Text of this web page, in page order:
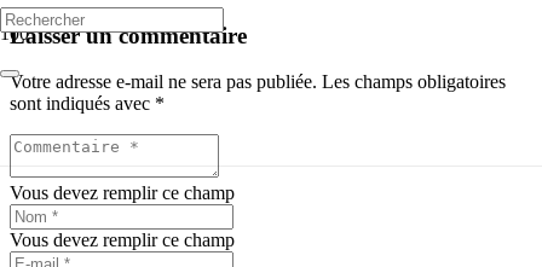
Laisser un commentaire
Votre adresse e-mail ne sera pas publiée. Les champs obligatoires
sont indiqués avec *
Vous devez remplir ce champ
Vous devez remplir ce champ